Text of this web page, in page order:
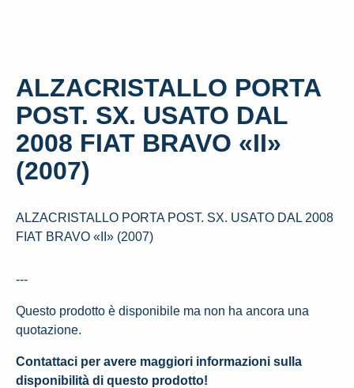
ALZACRISTALLO PORTA
POST. SX. USATO DAL
2008 FIAT BRAVO «II»
(2007)
ALZACRISTALLO PORTA POST. SX. USATO DAL 2008
FIAT BRAVO «II» (2007)
---
Questo prodotto è disponibile ma non ha ancora una
quotazione.
Contattaci per avere maggiori informazioni sulla
disponibilità di questo prodotto!